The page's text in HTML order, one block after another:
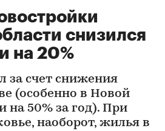
снизился
на 20%
за счет снижения
(особенно в Новой
на 50% за год). При
наоборот, жилья в